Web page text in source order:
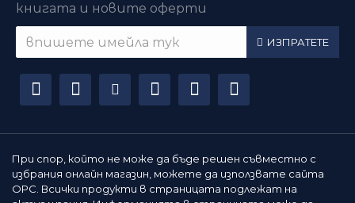
книгата и новите оферти
ИЗПРАТЕТЕ
При спор, който не може да бъде решен съвместно с
избрания онлайн магазин, можете да използвате сайта
ОРС. Всички продукти в страницата подлежат на